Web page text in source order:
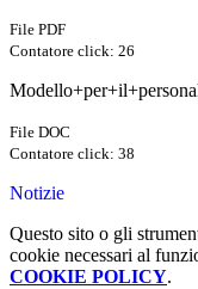
File PDF
Contatore click: 26
File DOC
Contatore click: 38
Notizie
Questo sito o gli
cookie necessari al
COOKIE POLICY.